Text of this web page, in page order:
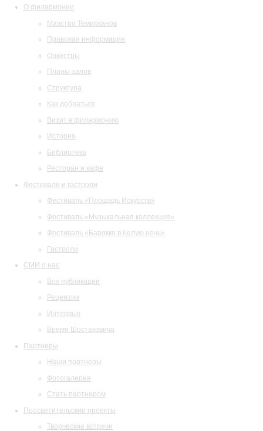
О филармонии
Маэстро Темирканов
Правовая информация
Оркестры
Планы залов
Структура
Как добраться
Визит в филармонию
История
Библиотека
Ресторан и кафе
Фестивали и гастроли
Фестиваль «Площадь Искусств»
Фестиваль «Музыкальная коллекция»
Фестиваль «Барокко в белую ночь»
Гастроли
СМИ о нас
Все публикации
Рецензии
Интервью
Время Шостаковича
Партнеры
Наши партнеры
Фотогалерея
Стать партнером
Просветительские проекты
Творческие встречи